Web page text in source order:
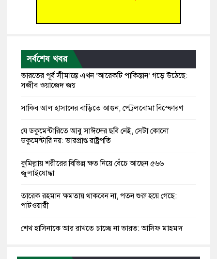
সর্বশেষ খবর
ভারতের পূর্ব সীমান্তে এখন ‘আরেকটি পাকিস্তান’ গড়ে উঠেছে:
সজীব ওয়াজেদ জয়
সাকিব আল হাসানের বাড়িতে আগুন, পেট্রলবোমা বিস্ফোরণ
যে ডকুমেন্টারিতে আবু সাঈদের ছবি নেই, সেটা কোনো
ডকুমেন্টারি নয়: ভারপ্রাপ্ত রাষ্ট্রপতি
কুমিল্লায় শরীরের বিভিন্ন ক্ষত নিয়ে বেঁচে আছেন ৫৬৬
জুলাইযোদ্ধা
তারেক রহমান ক্ষমতায় থাকবেন না, পতন শুরু হয়ে গেছে:
পাটওয়ারী
শেখ হাসিনাকে আর রাখতে চাচ্ছে না ভারত: আসিফ মাহমুদ